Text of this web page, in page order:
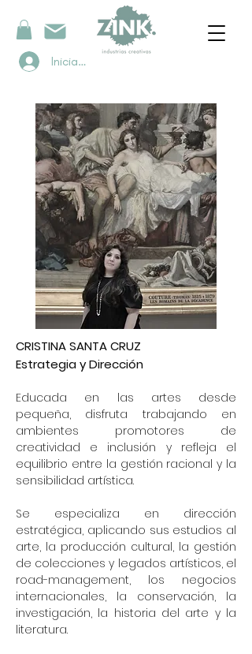
Iniciar sesión
CRISTINA SANTA CRUZ
Estrategia y Dirección
Educada en las artes desde
pequeña, disfruta trabajando en
ambientes promotores de
creatividad e inclusión y refleja el
equilibrio entre la gestión racional y la
sensibilidad artística.
Se especializa en dirección
estratégica, aplicando sus estudios al
arte, la producción cultural, la gestión
de colecciones y legados artísticos, el
road-management, los negocios
internacionales, la conservación, la
investigación, la historia del arte y la
literatura.